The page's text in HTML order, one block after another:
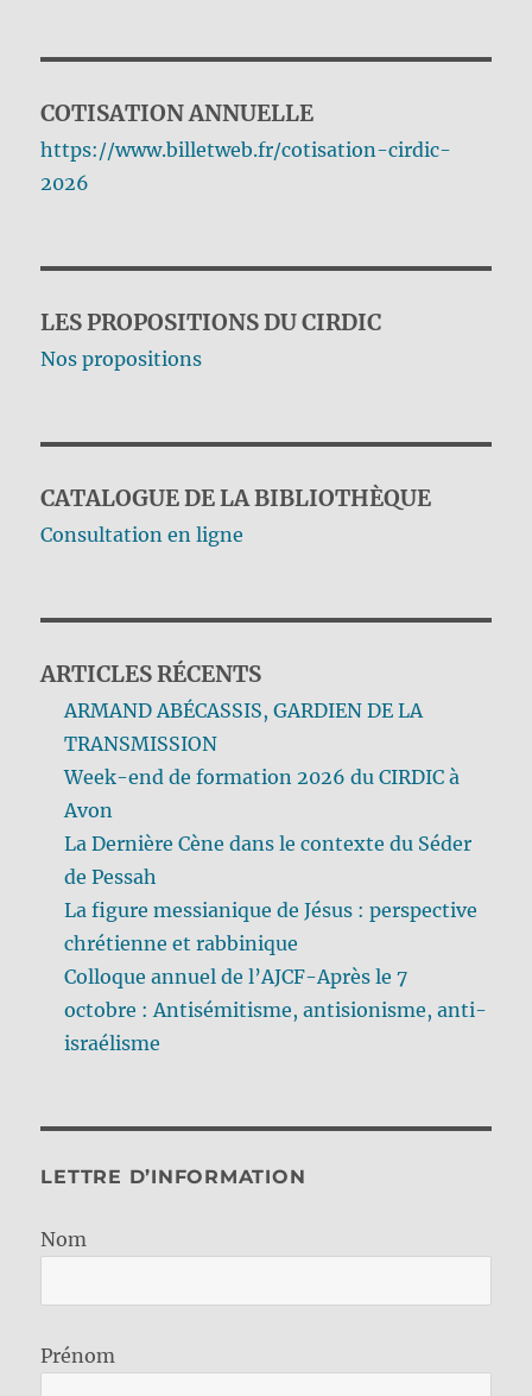
COTISATION ANNUELLE
https://www.billetweb.fr/cotisation-cirdic-
2026
LES PROPOSITIONS DU CIRDIC
Nos propositions
CATALOGUE DE LA BIBLIOTHÈQUE
Consultation en ligne
ARTICLES RÉCENTS
ARMAND ABÉCASSIS, GARDIEN DE LA
TRANSMISSION
Week-end de formation 2026 du CIRDIC à
Avon
La Dernière Cène dans le contexte du Séder
de Pessah
La figure messianique de Jésus : perspective
chrétienne et rabbinique
Colloque annuel de l’AJCF-Après le 7
octobre : Antisémitisme, antisionisme, anti-
israélisme
LETTRE D’INFORMATION
Nom
Prénom